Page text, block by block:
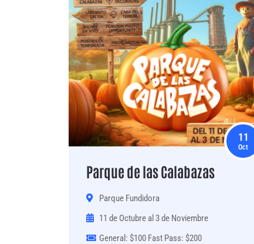
11
Oct
Parque de las Calabazas
Parque Fundidora
11 de Octubre al 3 de Noviembre
General: $100 Fast Pass: $200